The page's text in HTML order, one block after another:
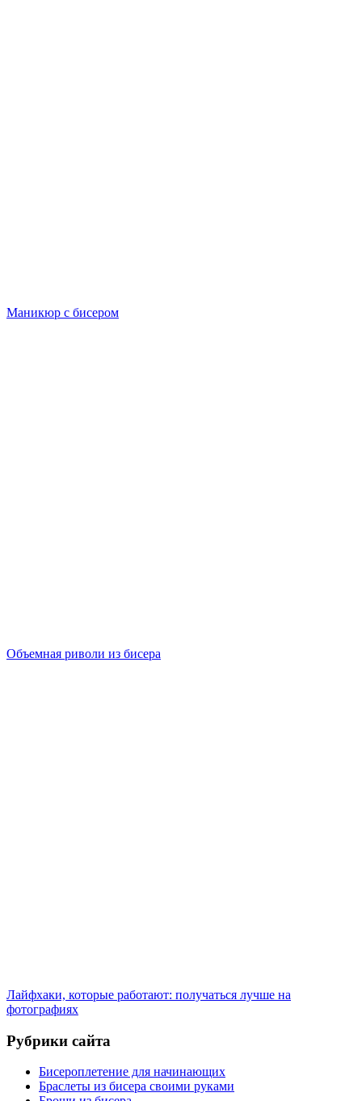
Маникюр с бисером
Объемная риволи из бисера
Лайфхаки, которые работают: получаться лучше на
фотографиях
Рубрики сайта
Бисероплетение для начинающих
Браслеты из бисера своими руками